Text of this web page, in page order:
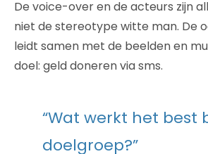
De voice-over en de acteurs zijn
niet de stereotype witte man. De
leidt samen met de beelden en
doel: geld doneren via sms.
“Wat werkt het best
doelgroep?”